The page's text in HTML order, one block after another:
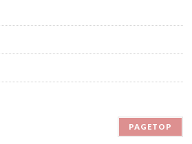
PAGETOP